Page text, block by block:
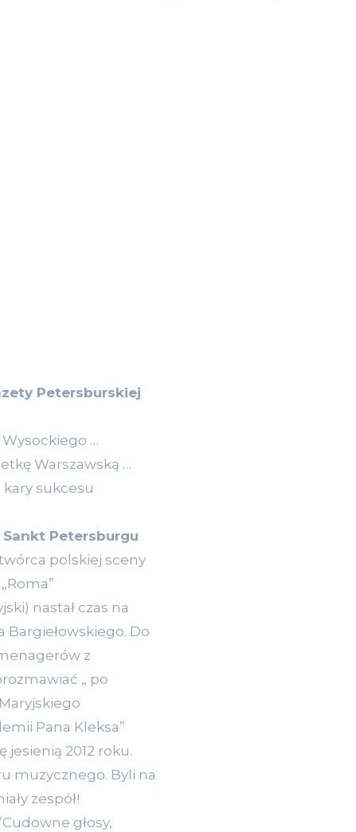
Petersburskiej
…
Warszawską …
sukcesu
Petersburgu
polskiej sceny
nastał czas na
Do
z
„ po
Pana Kleksa”
2012 roku.
muzycznego. Byli na
zespół!
głosy,